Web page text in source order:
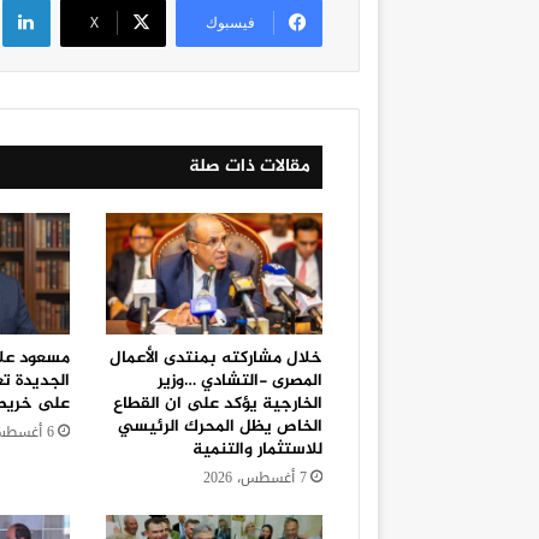
فيسبوك ‫X
مقالات ذات صلة
خلال مشاركته بمنتدى الأعمال
المصرى -التشادي …وزير
الخارجية يؤكد على ان القطاع
الخاص يظل المحرك الرئيسي
للاستثمار والتنمية
7 أغسطس، 2026
مسعود
الجديدة
على
6 أغسطس، 2026